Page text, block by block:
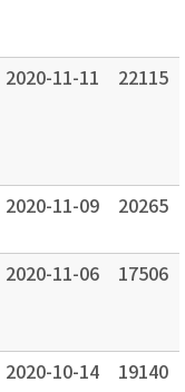
2020-11-11 22115
2020-11-09 20265
2020-11-06 17506
2020-10-14 19140